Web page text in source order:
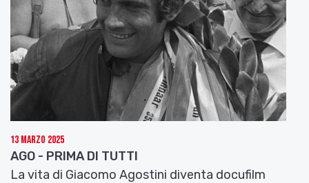
13 Marzo 2025
AGO - PRIMA DI TUTTI
La vita di Giacomo Agostini diventa docufilm